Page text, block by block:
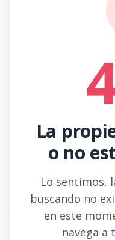
La
o no
Lo sentimos,
buscando no
en este
navega a